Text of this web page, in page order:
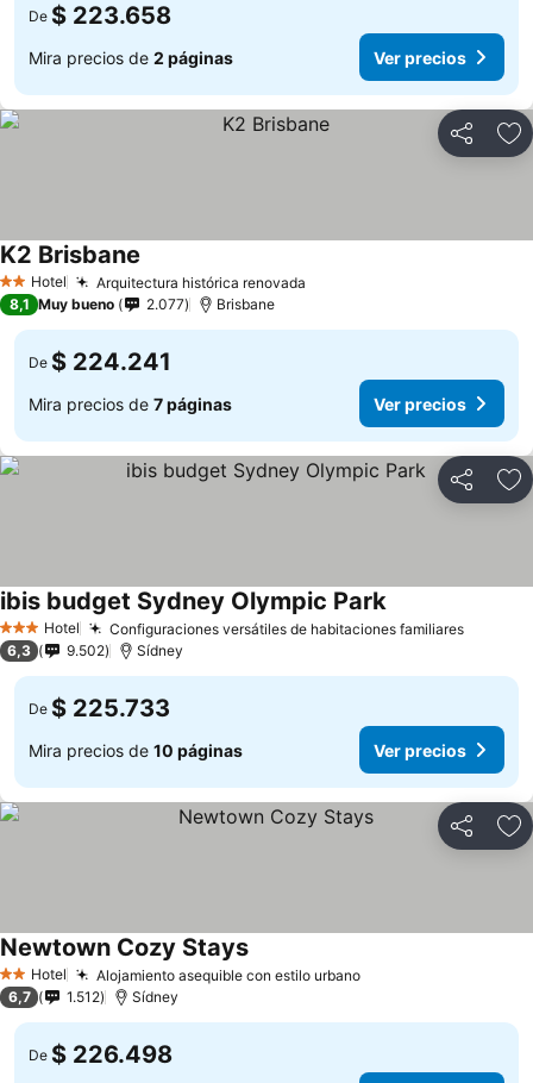
De $ 223.658
Mira precios de 2 páginas Ver precios
Compartir
2 Estrellas
Hotel Arquitectura histórica renovada
K2 Brisbane
8,1 Muy bueno 2.077 Brisbane
De $ 224.241
Mira precios de 7 páginas Ver precios
Compartir
3 Estrellas
Hotel Configuraciones versátiles de habitaciones familiaresVer
ibis budget Sydney Olympic ParkVer precios
6,3 9.502 Sídney
De $ 225.733
Mira precios de 10 páginas Ver precios
Compartir
2 Estrellas
Hotel Alojamiento asequible con estilo urbanoVer precios
Newtown Cozy StaysVer precios
6,7 1.512 Sídney
De $ 226.498